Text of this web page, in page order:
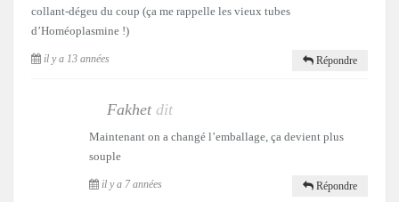
collant-dégeu du coup (ça me rappelle les vieux tubes
d’Homéoplasmine !)
il y a 13 années Répondre
Fakhet dit
Maintenant on a changé l’emballage, ça devient plus
souple
il y a 7 années Répondre